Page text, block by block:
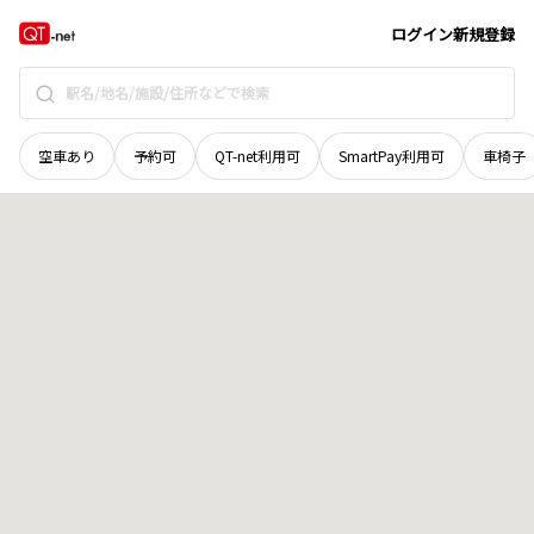
ログイン新規登録
空車あり 予約可 QT-net利用可 SmartPay利用可 車椅子
広島県